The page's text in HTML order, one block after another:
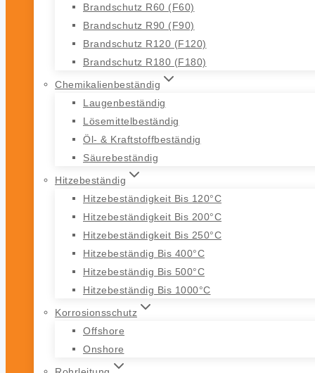
Brandschutz R60 (F60)
Brandschutz R90 (F90)
Brandschutz R120 (F120)
Brandschutz R180 (F180)
Chemikalienbeständig
Laugenbeständig
Lösemittelbeständig
Öl- & Kraftstoffbeständig
Säurebeständig
Hitzebeständig
Hitzebeständigkeit Bis 120°C
Hitzebeständigkeit Bis 200°C
Hitzebeständigkeit Bis 250°C
Hitzebeständig Bis 400°C
Hitzebeständig Bis 500°C
Hitzebeständig Bis 1000°C
Korrosionsschutz
Offshore
Onshore